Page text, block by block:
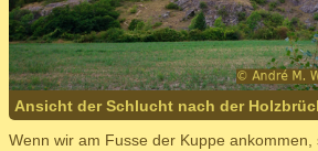
Ansicht der Schlucht nach der
Wenn wir am Fusse der Kuppe ankommen,